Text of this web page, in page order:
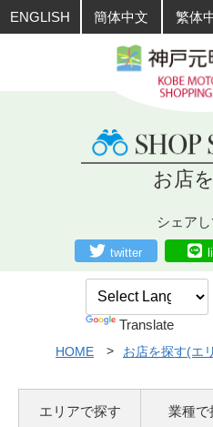
ENGLISH 簡体中文 繁体
お店
シェアし
twitter
Translate
HOME お店を探す(エ
エリアで探す 業種で